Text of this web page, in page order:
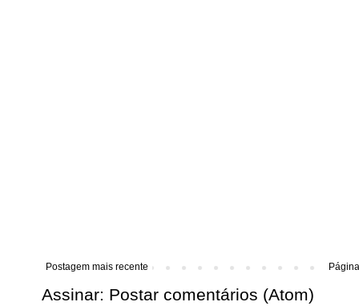
Postagem mais recente
Assinar: Postar comentários (Atom)